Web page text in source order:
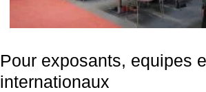
Pour exposants, equipes
internationaux